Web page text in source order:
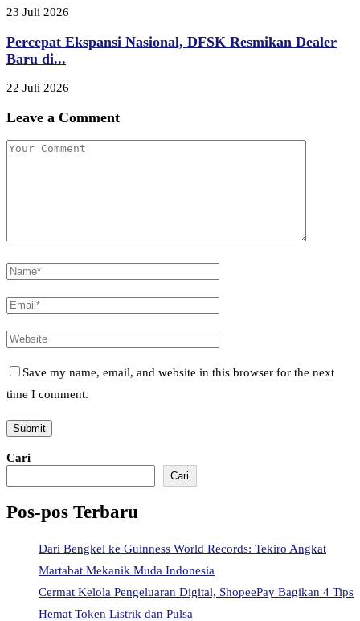
23 Juli 2026
Percepat Ekspansi Nasional, DFSK Resmikan Dealer
Baru di...
22 Juli 2026
Leave a Comment
Save my name, email, and website in this browser for the next
time I comment.
Cari
Cari
Pos-pos Terbaru
Dari Bengkel ke Guinness World Records: Tekiro Angkat
Martabat Mekanik Muda Indonesia
Cermat Kelola Pengeluaran Digital, ShopeePay Bagikan 4 Tips
Hemat Token Listrik dan Pulsa